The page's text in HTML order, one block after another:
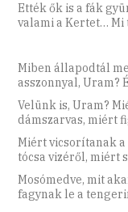
Ették ők is a fák
valami a Kertet…
Miben állapodtál
asszonnyal, Uram?
Velünk is, Uram?
dámszarvas, miért
Miért vicsorítanak
tócsa vizéről, miért
Mosómedve, mit
fagynak le a